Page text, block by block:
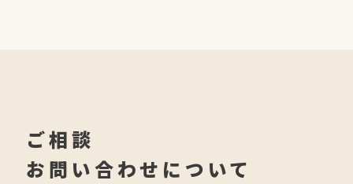
ご相談
お問い合わせについて